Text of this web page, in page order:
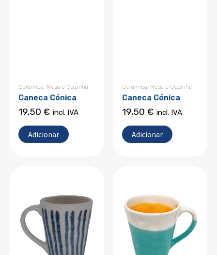
Cerâmica Mesa e Cozinha
Caneca Cónica
19,50 € incl. IVA
Adicionar
Cerâmica Mesa e Cozinha
Caneca Cónica
19,50 € incl. IVA
Adicionar